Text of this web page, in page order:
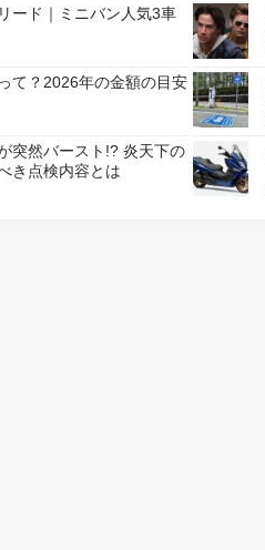
ード｜ミニバン人気3車
て？2026年の金額の目安
突然バースト!? 炎天下の
き点検内容とは